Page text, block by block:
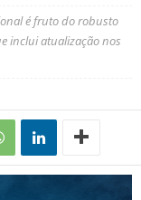
é fruto do robusto
inclui atualização nos